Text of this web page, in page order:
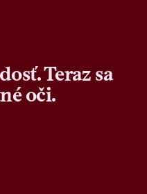
Teraz sa
oči.